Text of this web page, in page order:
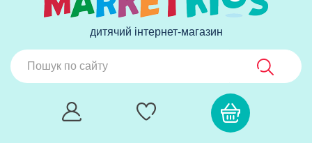
дитячий інтернет-магазин